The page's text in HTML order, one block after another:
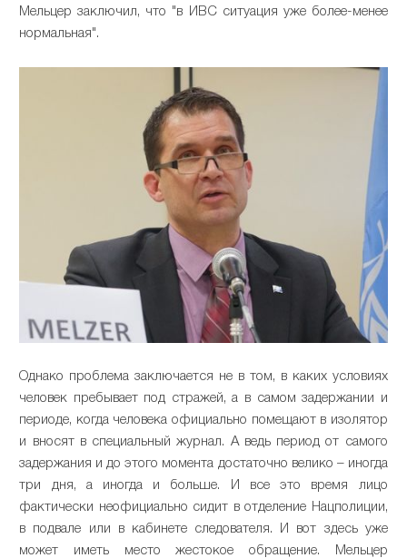
Мельцер заключил, что "в ИВС ситуация уже более-менее
нормальная".
Однако проблема заключается не в том, в каких условиях
человек пребывает под стражей, а в самом задержании и
периоде, когда человека официально помещают в изолятор
и вносят в специальный журнал. А ведь период от самого
задержания и до этого момента достаточно велико – иногда
три дня, а иногда и больше. И все это время лицо
фактически неофициально сидит в отделение Нацполиции,
в подвале или в кабинете следователя. И вот здесь уже
может иметь место жестокое обращение. Мельцер